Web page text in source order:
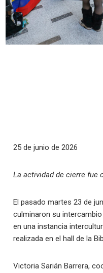
25 de junio de 2026
La actividad de cierre fue
El pasado martes 23 de
culminaron su
en una instancia
realizada en el hall de la
Victoria Sarián Barrera,